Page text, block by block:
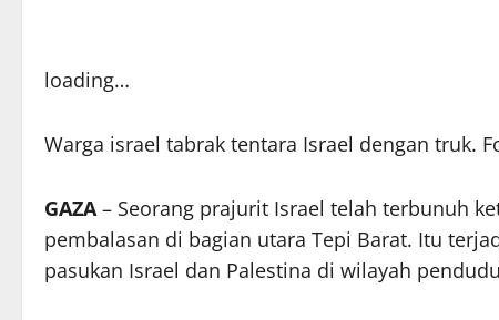
loading…
Warga israel tabrak tentara Israel dengan truk.
GAZA– Seorang prajurit Israel telah terbunuh
pembalasan di bagian utara Tepi Barat. Itu
pasukan Israel dan Palestina di wilayah